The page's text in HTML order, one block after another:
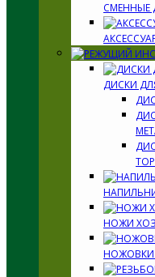
ДИСКИ
НОЖИ
НОЖОВКИ